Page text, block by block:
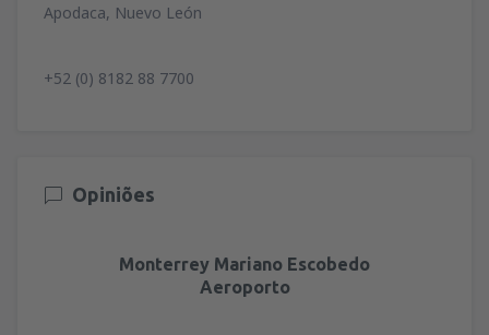
Apodaca, Nuevo León
+52 (0) 8182 88 7700
Opiniões
Monterrey Mariano Escobedo
Aeroporto